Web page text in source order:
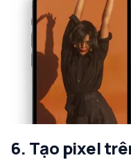
6. Tạo pixel